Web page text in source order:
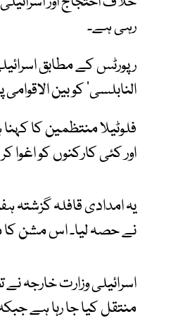
رہی ہے۔
رپورٹس کے مطابق
النابلسی‘ کو بین
فلوٹیلا منتظمین کا
اور کئی کارکنوں کو اغوا کر
نے حصہ لیا۔ اس مشن کا
اسرائیلی وزارت خارجہ
منتقل کیا جا رہا ہے